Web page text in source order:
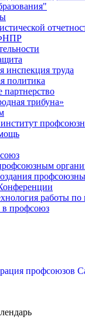
инспекция труда
политика
партнерство
трибуна»
работы
в профсоюз
профсоюзов